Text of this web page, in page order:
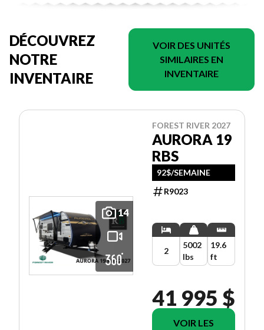
DÉCOUVREZ
NOTRE
INVENTAIRE
VOIR DES UNITÉS
SIMILAIRES EN
INVENTAIRE
14
FOREST RIVER 2027
AURORA 19
RBS
92$/SEMAINE
R9023
2
5002
lbs
19.6
ft
41 995 $
VOIR LES